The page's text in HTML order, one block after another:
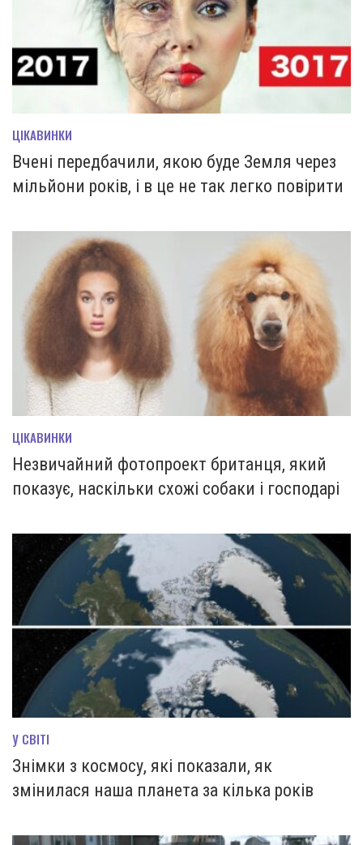
ЦІКАВИНКИ
Вчені передбачили, якою буде Земля через
мільйони років, і в це не так легко повірити
ЦІКАВИНКИ
Незвичайний фотопроект британця, який
показує, наскільки схожі собаки і господарі
У СВІТІ
Знімки з космосу, які показали, як
змінилася наша планета за кілька років